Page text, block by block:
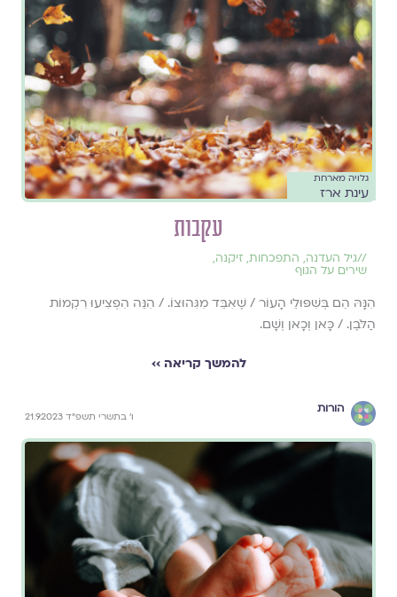
גלויה מארחת
עינת ארז
עקבות
//גיל העדנה, התפכחות, זיקנה,
שירים על הגוף
הִנָּהּ הֵם בְּשִׁפּוּלֵי הָעוֹר / שֶׁאִבֵּד מִגִּהוּצוֹ. / הִנֵּה הִפְצִיעוּ רִקְמוֹת
הַלֹּבֶן. / כָּאן וְכָאן וְשָׁם.
להמשך קריאה ››
הורות
ו׳ בתשרי תשפ״ד 21.9.2023